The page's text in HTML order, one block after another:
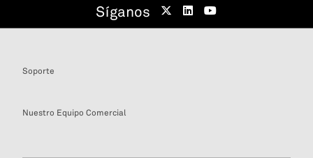
Síganos
Soporte
Nuestro Equipo Comercial